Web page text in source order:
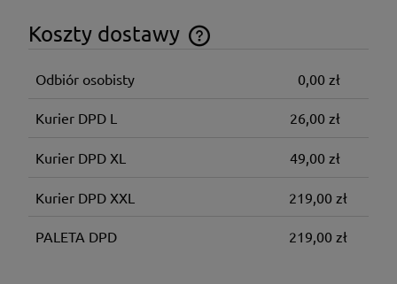
Koszty dostawy
Cena nie zawiera ewentualnych kosztów płatności
Odbiór osobisty 0,00 zł
Kurier DPD L 26,00 zł
Kurier DPD XL 49,00 zł
Kurier DPD XXL 219,00 zł
PALETA DPD 219,00 zł